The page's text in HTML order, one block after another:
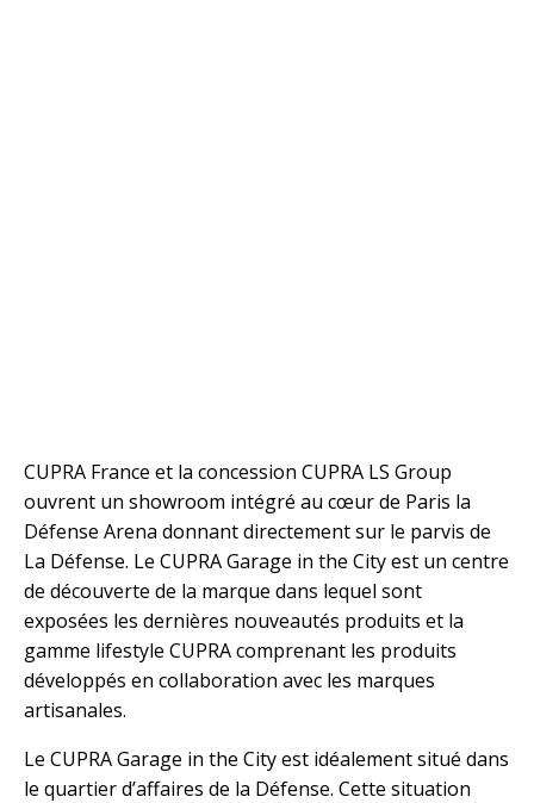
CUPRA France et la concession CUPRA LS Group
ouvrent un showroom intégré au cœur de Paris la
Défense Arena donnant directement sur le parvis de
La Défense. Le CUPRA Garage in the City est un centre
de découverte de la marque dans lequel sont
exposées les dernières nouveautés produits et la
gamme lifestyle CUPRA comprenant les produits
développés en collaboration avec les marques
artisanales.
Le CUPRA Garage in the City est idéalement situé dans
le quartier d’affaires de la Défense. Cette situation